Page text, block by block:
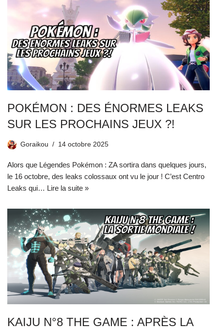
POKÉMON : DES ÉNORMES LEAKS
SUR LES PROCHAINS JEUX ?!
Goraikou 14 octobre 2025
Alors que Légendes Pokémon : ZA sortira dans quelques jours,
le 16 octobre, des leaks colossaux ont vu le jour ! C’est Centro
Leaks qui… Lire la suite »
KAIJU N°8 THE GAME : APRÈS LA